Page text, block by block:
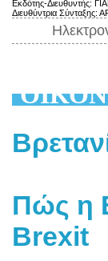
Εκδότης-Διευθυντής:
Διευθύντρια
Πώς η
Brexit